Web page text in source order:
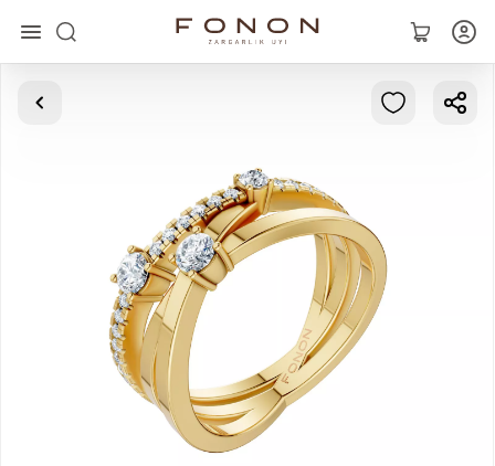
Asosiy
Bilaguzuklar